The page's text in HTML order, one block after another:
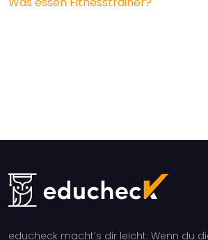
educheck macht’s dir leicht: Wenn du